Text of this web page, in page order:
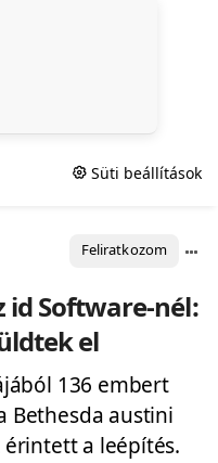
Süti beállítások
Feliratkozom
id Software-nél:
el
136 embert
Bethesda austini
a leépítés.